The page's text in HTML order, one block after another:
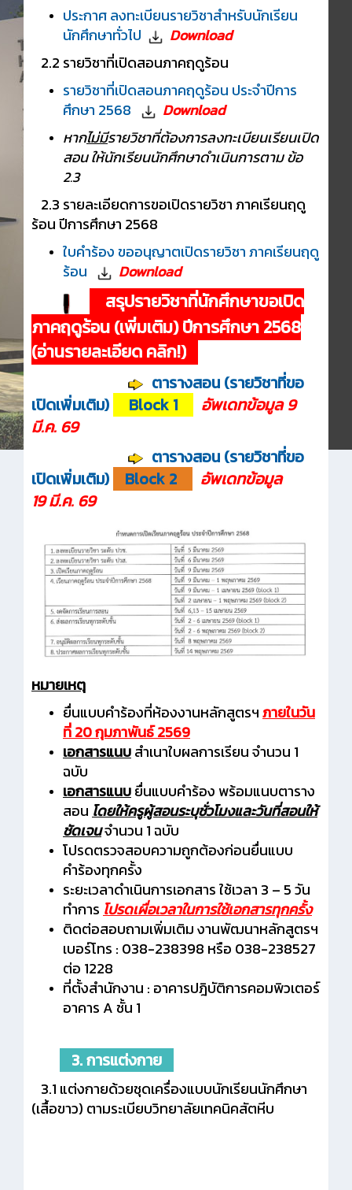
ประกาศ ลงทะเบียนรายวิชาสำหรับนักเรียน
นักศึกษาทั่วไป
Download
2.2 รายวิชาที่เปิดสอนภาคฤดูร้อน
รายวิชาที่เปิดสอนภาคฤดูร้อน ประจำปีการ
ศึกษา 2568
Download
หากไม่มีรายวิชาที่ต้องการลงทะเบียนเรียนเปิด
สอน ให้นักเรียนนักศึกษาดำเนินการตาม ข้อ
2.3
2.3 รายละเอียดการขอเปิดรายวิชา ภาคเรียนฤดู
ร้อน ปีการศึกษา 2568
ใบคำร้อง ขออนุญาตเปิดรายวิชา ภาคเรียนฤดู
ร้อน
Download
สรุปรายวิชาที่นักศึกษาขอเปิด
ภาคฤดูร้อน (เพิ่มเติม) ปีการศึกษา 2568
(อ่านรายละเอียด คลิก!)
ตารางสอน (รายวิชาที่ขอ
เปิดเพิ่มเติม)
Block 1
อัพเดทข้อมูล 9
มี.ค. 69
ตารางสอน (รายวิชาที่ขอ
เปิดเพิ่มเติม)
Block 2
อัพเดทข้อมูล
19 มี.ค. 69
หมายเหตุ
ยื่นแบบคำร้องที่ห้องงานหลักสูตรฯภายในวัน
ที่ 20 กุมภาพันธ์ 2569
เอกสารแนบสำเนาใบผลการเรียน จำนวน 1
ฉบับ
เอกสารแนบยื่นแบบคำร้อง พร้อมแนบตาราง
สอน โดยให้ครูผู้สอนระบุชั่วโมงและวันที่สอนให้
ชัดเจนจำนวน 1 ฉบับ
โปรดตรวจสอบความถูกต้องก่อนยื่นแบบ
คำร้องทุกครั้ง
ระยะเวลาดำเนินการเอกสาร ใช้เวลา 3 – 5 วัน
ทำการ โปรดเผื่อเวลาในการใช้เอกสารทุกครั้ง
ติดต่อสอบถามเพิ่มเติม งานพัฒนาหลักสูตรฯ
เบอร์โทร : 038-238398 หรือ 038-238527
ต่อ 1228
ที่ตั้งสำนักงาน : อาคารปฎิบัติการคอมพิวเตอร์
อาคาร A ชั้น 1
3. การแต่งกาย
3.1 แต่งกายด้วยชุดเครื่องแบบนักเรียนนักศึกษา
(เสื้อขาว) ตามระเบียบวิทยาลัยเทคนิคสัตหีบ